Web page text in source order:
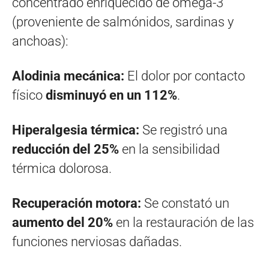
(proveniente de salmónidos, sardinas y
anchoas):
Alodinia mecánica: El dolor por contacto
físico disminuyó en un 112%.
Hiperalgesia térmica: Se registró una
reducción del 25% en la sensibilidad
térmica dolorosa.
Recuperación motora: Se constató un
aumento del 20% en la restauración de las
funciones nerviosas dañadas.